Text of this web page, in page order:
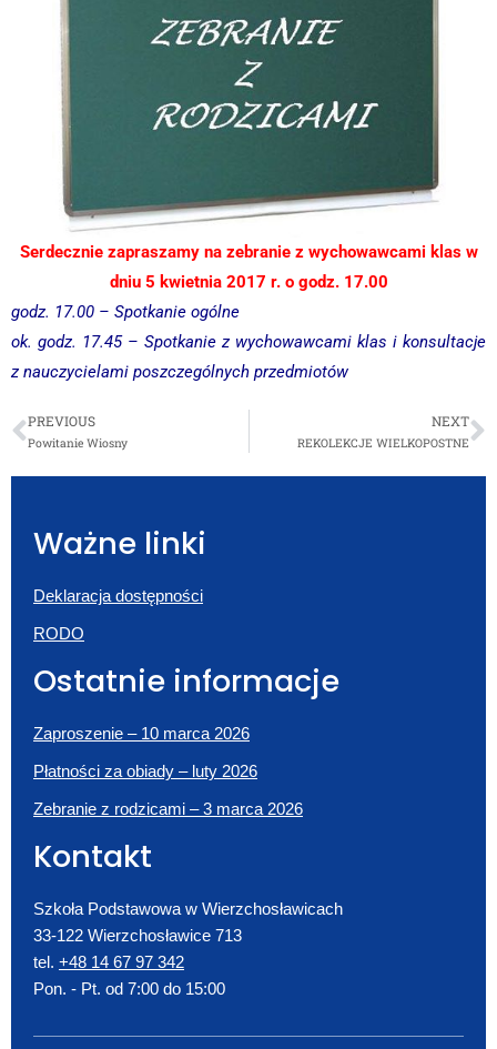
Serdecznie zapraszamy na zebranie z wychowawcami klas w
dniu 5 kwietnia 2017 r. o godz. 17.00
godz. 17.00 – Spotkanie ogólne
ok. godz. 17.45 – Spotkanie z wychowawcami klas i konsultacje
z nauczycielami poszczególnych przedmiotów
PREVIOUS
Powitanie Wiosny
NEXT
REKOLEKCJE WIELKOPOSTNE
Ważne linki
Deklaracja dostępności
RODO
Ostatnie informacje
Zaproszenie – 10 marca 2026
Płatności za obiady – luty 2026
Zebranie z rodzicami – 3 marca 2026
Kontakt
Szkoła Podstawowa w Wierzchosławicach
33-122 Wierzchosławice 713
tel. +48 14 67 97 342
Pon. - Pt. od 7:00 do 15:00